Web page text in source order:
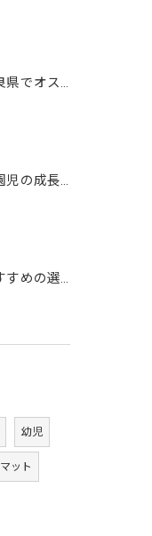
体操教室と奈良県でオススメの体操クラブ選び方ガイド
体操クラブで園児の成長を育む奈良県の体操教室選びガイド
体操教室とおすすめの選び方を奈良県の体操クラブ事情から詳しく解説
幼児
マット